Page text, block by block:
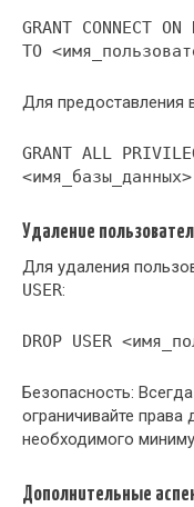
GRANT CONNECT
TO
Для предоставления
GRANT ALL
Удаление
Для удаления
USER:
DROP USER
Безопасность:
ограничивайте права
необходимого
Дополнительные